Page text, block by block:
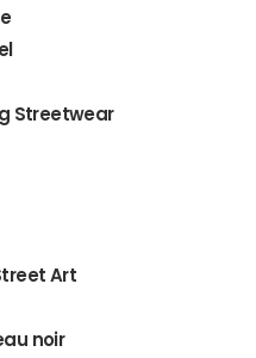
Streetwear
Art
noir